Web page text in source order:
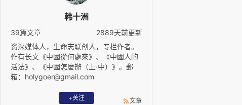
韩十洲
39篇文章
2889天前更新
资深媒体人，生命志联创人，专栏作者。
作有长文《中國從何處來》、《中國人的
活法》、《中國怎麼辦（上·中）》。郵
箱：holygoer@gmail.com
+关注 文章